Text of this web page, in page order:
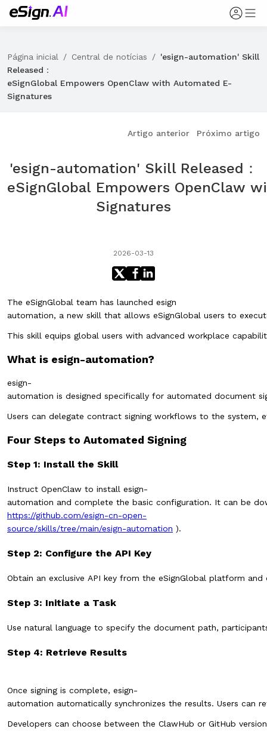
Página inicial / Central de notícias / 'esign-automation' Skill
Released：
eSignGlobal Empowers OpenClaw with Automated E-
Signatures
Artigo anterior Próximo artigo
'esign-automation' Skill Released：
eSignGlobal Empowers OpenClaw
Signatures
2026-03-13
The eSignGlobal team has launched esign
automation, a new skill that allows eSignGlobal users to
This skill equips global users with advanced workplace
What is esign-automation?
esign-
automation is designed specifically for automated document
Users can delegate contract signing workflows to the system,
Four Steps to Automated Signing
Step 1: Install the Skill
Instruct OpenClaw to install esign-
automation and complete the basic configuration. It can be
https://github.com/esign-cn-open-
source/skills/tree/main/esign-automation ).
Step 2: Configure the API Key
Obtain an exclusive API key from the eSignGlobal platform
Step 3: Initiate a Task
Use natural language to specify the document path,
Step 4: Retrieve Results
Once signing is complete, esign-
automation automatically synchronizes the results. Users can
Developers can choose between the ClawHub or GitHub